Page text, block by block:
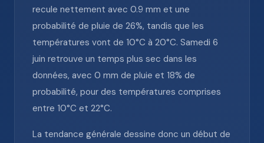
recule nettement avec 0.9 mm et une
probabilité de pluie de 26%, tandis que les
températures vont de 10°C à 20°C. Samedi 6
juin retrouve un temps plus sec dans les
données, avec 0 mm de pluie et 18% de
probabilité, pour des températures comprises
entre 10°C et 22°C.
La tendance générale dessine donc un début de